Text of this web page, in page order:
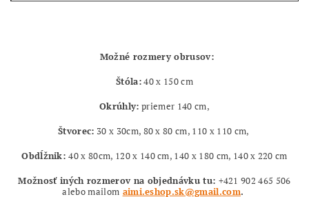
Možné rozmery obrusov:
Štóla:40 x 150 cm
Okrúhly: priemer 140 cm,
Štvorec: 30 x 30cm, 80 x 80 cm, 110 x 110 cm,
Obdĺžnik:40 x 80cm, 120 x 140 cm, 140 x 180 cm, 140 x 220 cm
Možnosť iných rozmerov na objednávku tu: +421 902 465 506
alebo mailom aimi.eshop.sk@gmail.com.